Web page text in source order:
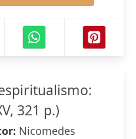
321 p.)
Nicomedes